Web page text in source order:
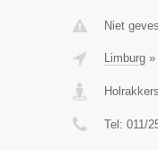
Niet
Limburg»
Tel: 011/